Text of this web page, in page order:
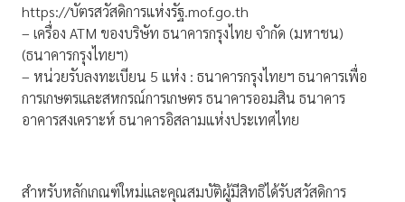
https://บัตรสวัสดิการแห่งรัฐ.mof.go.th
– เครื่อง ATM ของบริษัท ธนาคารกรุงไทย จำกัด (มหาชน)
(ธนาคารกรุงไทยฯ)
– หน่วยรับลงทะเบียน 5 แห่ง : ธนาคารกรุงไทยฯ ธนาคารเพื่อ
การเกษตรและสหกรณ์การเกษตร ธนาคารออมสิน ธนาคาร
อาคารสงเคราะห์ ธนาคารอิสลามแห่งประเทศไทย
สำหรับหลักเกณฑ์ใหม่และคุณสมบัติผู้มีสิทธิได้รับสวัสดิการ